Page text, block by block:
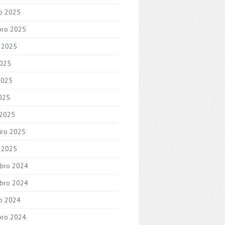
2025
2025
2025
2025
2024
2024
2024
2024